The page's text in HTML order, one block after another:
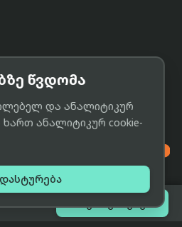
შეთავაზებები

წვდომა
და ანალიტიკურ
ხართ ანალიტიკურ cookie-